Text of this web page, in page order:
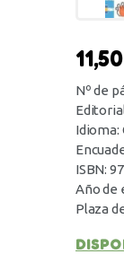
11,50
Nº de
Idioma:
ISBN:
Año de
Plaza